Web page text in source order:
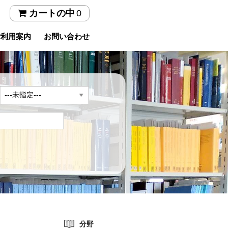
カートの中 0
用案内 お問い合わせ
分野